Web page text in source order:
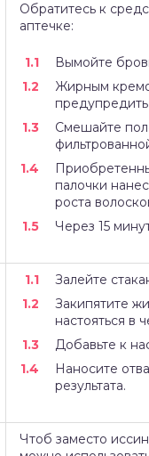
Обратитесь к
аптечке:
Вымойте
Жирным
Смешайте
палочки
роста
Через 15
Залейте
Закипятите
настояться в
Добавьте к
Наносите
результата.
Чтоб заместо